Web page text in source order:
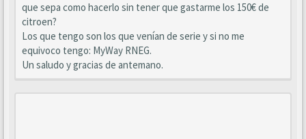
que sepa como hacerlo sin tener que gastarme los 150€ de
citroen?
Los que tengo son los que venían de serie y si no me
equivoco tengo: MyWay RNEG.
Un saludo y gracias de antemano.